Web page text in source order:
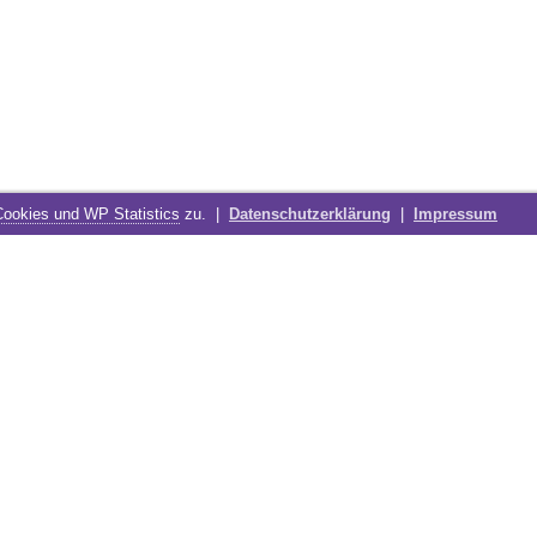
und WP Statistics zu. | Datenschutzerklärung Impressum